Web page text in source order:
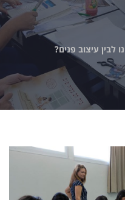
לבין עיצוב פנים?